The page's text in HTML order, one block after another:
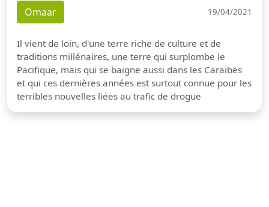
Omaar 19/04/2021
Il vient de loin, d'une terre riche de culture et de
traditions millénaires, une terre qui surplombe le
Pacifique, mais qui se baigne aussi dans les Caraïbes
et qui ces dernières années est surtout connue pour les
terribles nouvelles liées au trafic de drogue